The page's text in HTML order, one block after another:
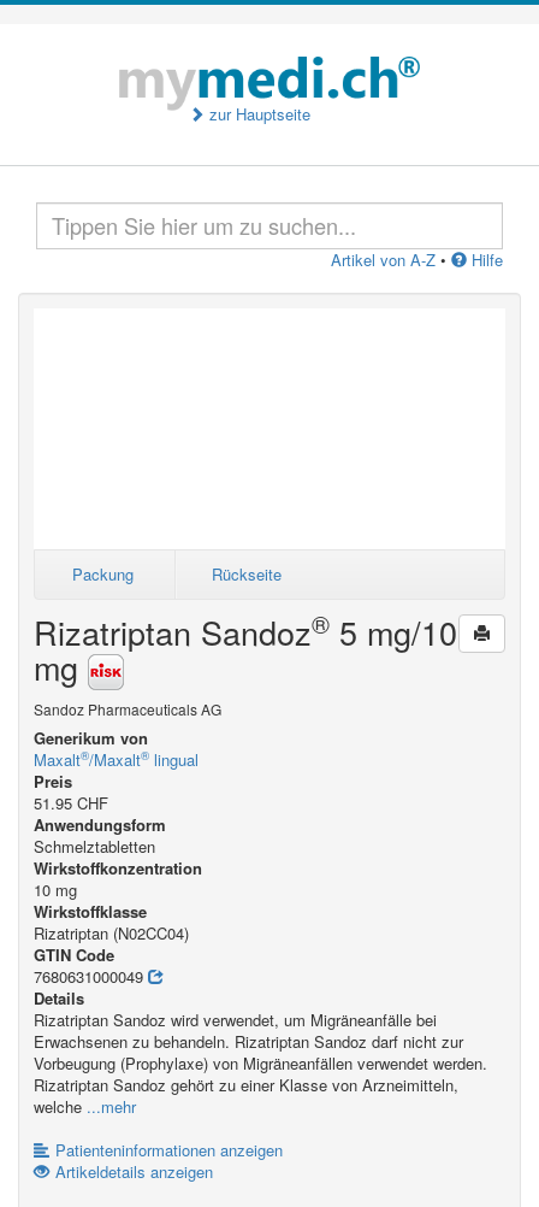
zur Hauptseite
Artikel von A-Z • Hilfe
Packung Rückseite
Rizatriptan Sandoz® 5 mg/10
mg
Sandoz Pharmaceuticals AG
Generikum von
Maxalt®/Maxalt® lingual
Preis
51.95 CHF
Anwendungsform
Schmelztabletten
Wirkstoffkonzentration
10 mg
Wirkstoffklasse
Rizatriptan (N02CC04)
GTIN Code
7680631000049
Details
Rizatriptan Sandoz wird verwendet, um Migräneanfälle bei
Erwachsenen zu behandeln. Rizatriptan Sandoz darf nicht zur
Vorbeugung (Prophylaxe) von Migräneanfällen verwendet werden.
Rizatriptan Sandoz gehört zu einer Klasse von Arzneimitteln,
welche ...mehr
Patienteninformationen anzeigen
Artikeldetails anzeigen